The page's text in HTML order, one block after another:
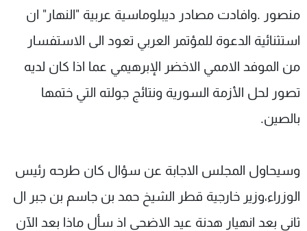
منصور .وافادت مصادر ديبلوماسية عربية "النهار" ان
استثنائية الدعوة للمؤتمر العربي تعود الى الاستفسار
من الموفد الاممي الاخضر الإبرهيمي عما اذا كان لديه
تصور لحل الأزمة السورية ونتائج جولته التي ختمها
بالصين.
وسيحاول المجلس الاجابة عن سؤال كان طرحه رئيس
الوزراء،وزير خارجية قطر الشيخ حمد بن جاسم بن جبر ال
ثاني بعد انهيار هدنة عيد الاضحى اذ سأل ماذا بعد الآن